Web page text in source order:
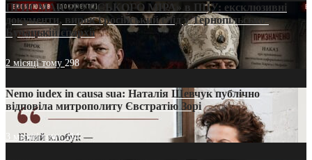
ПРИСМАК «РУССЬКОГО МІРА» в ПЦУ: ексклюзивні
документи, вирок і російський слід у Тернопільсько-
Бучацькій єпархії
2 місяці тому 298
Nemo iudex in causa sua: Наталія Шевчук публічно
відповіла митрополиту Євстратію Зорі
3 місяці тому214